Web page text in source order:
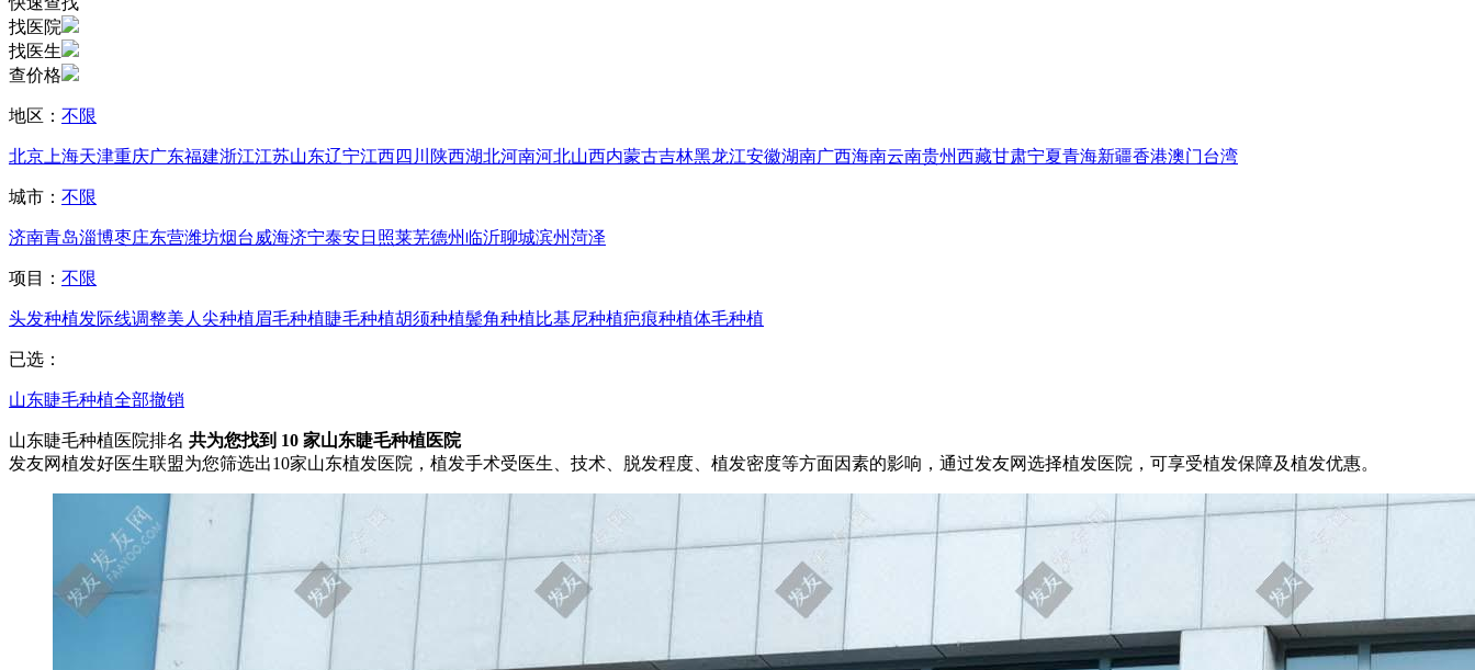
找医院
找医生
查价格
地区： 不限
北京 上海天津重庆广东福建浙江江苏山东辽宁江西四川 陕西湖北河南河北山西内蒙古吉林黑龙江安徽湖南广西海南云南贵州西藏甘肃宁夏青海新疆香港澳门台湾
城市： 不限
济南青岛淄博枣庄东营潍坊烟台 威海济宁泰安日照莱芜德州 临沂聊城滨州菏泽
项目： 不限
头发种植发际线调整美人尖种植眉毛种植睫毛种植胡须种植鬓角种植比基尼种植疤痕种植体毛种植
已选：
山东睫毛种植全部撤销
山东睫毛种植医院排名 共为您找到 10 家山东睫毛种植医院
发友网植发好医生联盟为您筛选出10家山东植发医院，植发手术受医生、技术、脱发程度、植发密度等方面因素的影响，通过发友网选择植发医院，可享受植发保障及植发优惠。